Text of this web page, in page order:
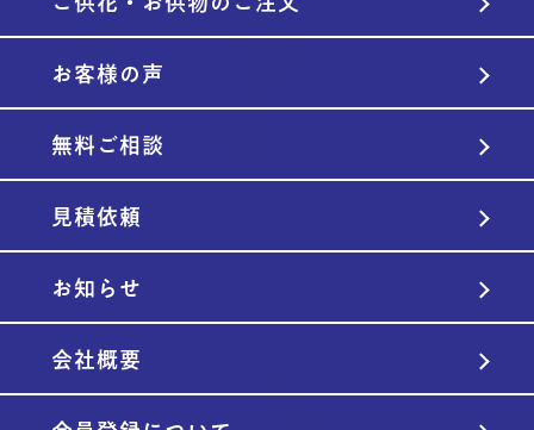
お客様の声
無料ご相談
見積依頼
お知らせ
会社概要